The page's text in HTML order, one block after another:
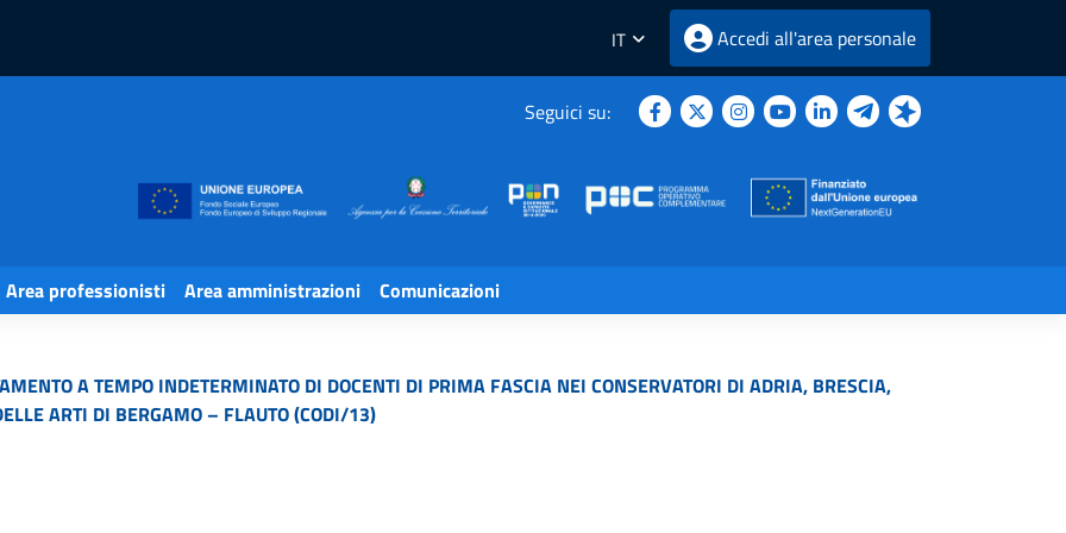
IT Accedi all'area personale
Seguici su:
Area professionisti Area amministrazioni Comunicazioni
A TEMPO INDETERMINATO DI DOCENTI DI PRIMA FASCIA NEI CONSERVATORI DI ADRIA, BRESCIA,
ARTI DI BERGAMO – FLAUTO (CODI/13)